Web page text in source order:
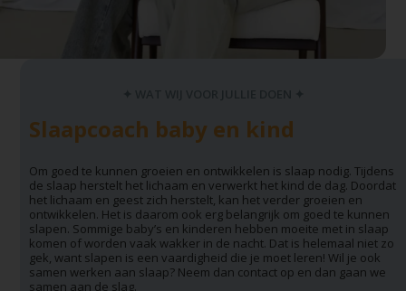
Slaapcoach baby en kind
Om goed te kunnen groeien en ontwikkelen is slaap nodig. Tijdens
de slaap herstelt het lichaam en verwerkt het kind de dag. Doordat
het lichaam en geest zich herstelt, kan het verder groeien en
ontwikkelen. Het is daarom ook erg belangrijk om goed te kunnen
slapen. Sommige baby’s en kinderen hebben moeite met in slaap
komen of worden vaak wakker in de nacht. Dat is helemaal niet zo
gek, want slapen is een vaardigheid die je moet leren! Wil je ook
samen werken aan slaap? Neem dan contact op en dan gaan we
samen aan de slag.